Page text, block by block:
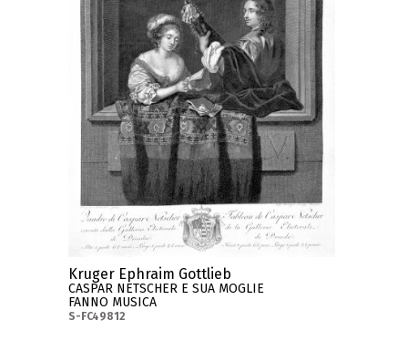
Kruger Ephraim Gottlieb
CASPAR NETSCHER E SUA MOGLIE
FANNO MUSICA
S-FC49812